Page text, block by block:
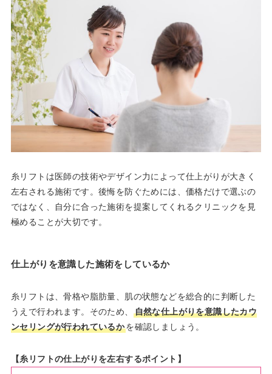
糸リフトは医師の技術やデザイン力によって仕上がりが大きく
左右される施術です。後悔を防ぐためには、価格だけで選ぶの
ではなく、自分に合った施術を提案してくれるクリニックを見
極めることが大切です。
仕上がりを意識した施術をしているか
糸リフトは、骨格や脂肪量、肌の状態などを総合的に判断した
うえで行われます。そのため、
自然な仕上がりを意識したカウ
ンセリングが行われているかを確認しましょう。
【糸リフトの仕上がりを左右するポイント】